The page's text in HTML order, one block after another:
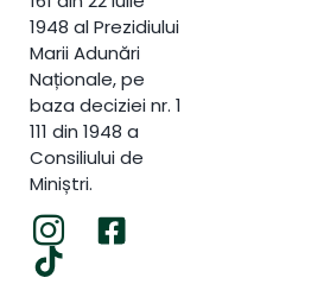
1948 al Prezidiului
Marii Adunări
Naționale, pe
baza deciziei nr. 1
111 din 1948 a
Consiliului de
Miniștri.